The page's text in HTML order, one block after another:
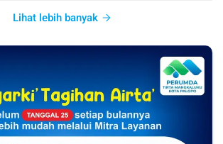
Lihat lebih banyak